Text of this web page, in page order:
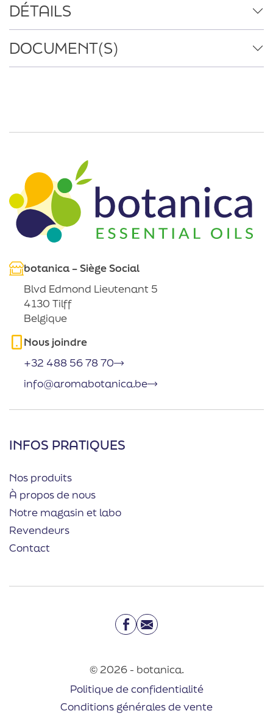
DÉTAILS
DOCUMENT(S)
botanica – Siège Social
Blvd Edmond Lieutenant 5
4130 Tilff
Belgique
Nous joindre
+32 488 56 78 70
info@aromabotanica.be
INFOS PRATIQUES
Nos produits
À propos de nous
Notre magasin et labo
Revendeurs
Contact
Facebook
Email
© 2026 - botanica.
Politique de confidentialité
Conditions générales de vente